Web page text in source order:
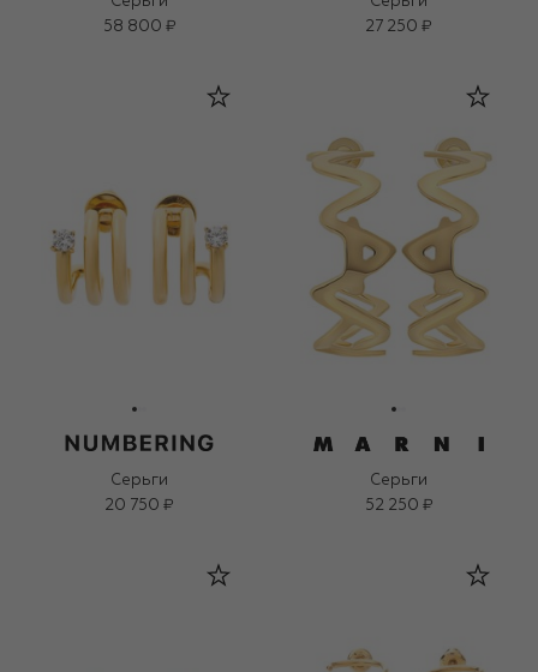
58 800 ₽
27 250 ₽
Серьги
20 750 ₽
Серьги
52 250 ₽